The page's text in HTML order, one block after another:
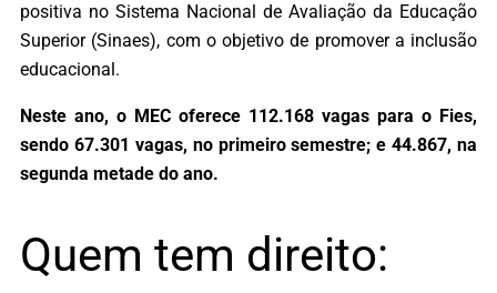
positiva no Sistema Nacional de Avaliação da Educação
Superior (Sinaes), com o objetivo de promover a inclusão
educacional.
Neste ano, o MEC oferece 112.168 vagas para o Fies,
sendo 67.301 vagas, no primeiro semestre; e 44.867, na
segunda metade do ano.
Quem tem direito: